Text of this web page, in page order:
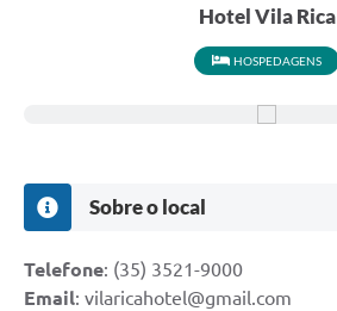
Hotel Vila Rica
HOSPEDAGENS
Sobre o local
Telefone: (35) 3521-9000
Email: vilaricahotel@gmail.com